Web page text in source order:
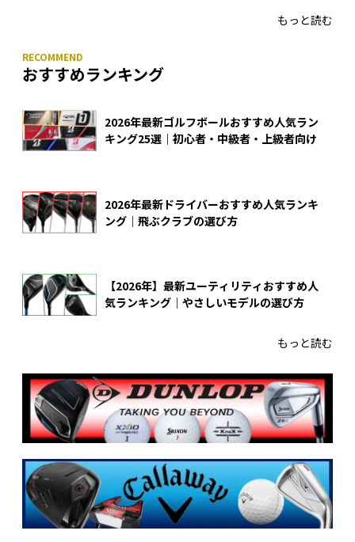
もっと読む
おすすめランキング
2026年最新ゴルフボールおすすめ人気ラン
キング25選｜初心者・中級者・上級者向け
2026年最新ドライバーおすすめ人気ランキ
ング｜飛ぶクラブの選び方
【2026年】最新ユーティリティおすすめ人
気ランキング｜やさしいモデルの選び方
もっと読む